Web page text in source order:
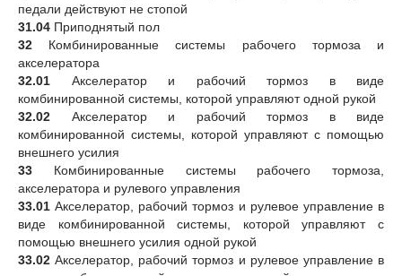
педали действуют не стопой
31.04 Приподнятый пол
32
Комбинированные системы рабочего тормоза и
акселератора
32.01
Акселератор и рабочий тормоз в виде
комбинированной системы, которой управляют одной рукой
32.02
Акселератор и рабочий тормоз в виде
комбинированной системы, которой управляют с помощью
внешнего усилия
33
Комбинированные системы рабочего тормоза,
акселератора и рулевого управления
33.01 Акселератор, рабочий тормоз и рулевое управление в
виде комбинированной системы, которой управляют с
помощью внешнего усилия одной рукой
33.02 Акселератор, рабочий тормоз и рулевое управление в